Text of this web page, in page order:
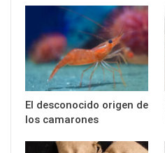
El desconocido origen de
los camarones